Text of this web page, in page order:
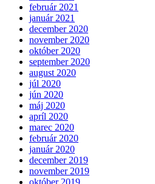
február 2021
január 2021
december 2020
november 2020
október 2020
september 2020
august 2020
júl 2020
jún 2020
máj 2020
apríl 2020
marec 2020
február 2020
január 2020
december 2019
november 2019
október 2019